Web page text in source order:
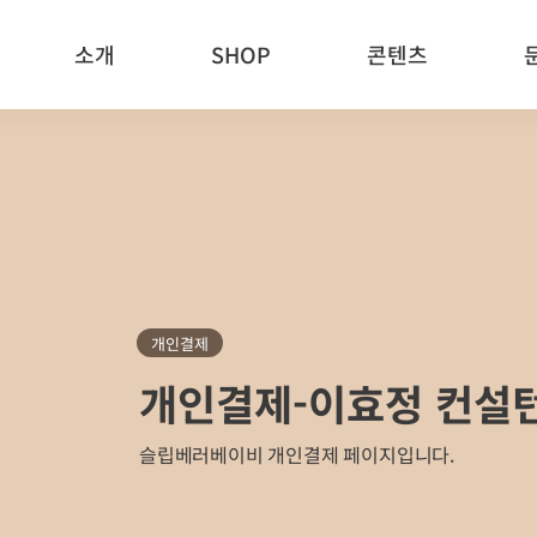
소개 SHOP 콘텐츠
개인결제
개인결제-이효정 컨설
슬립베러베이비 개인결제 페이지입니다.